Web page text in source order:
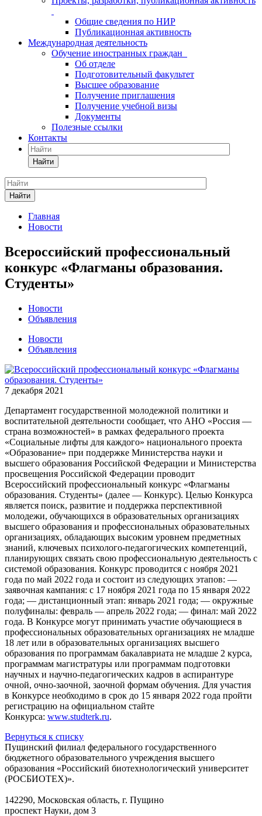
Общие сведения по НИР
Публикационная активность
Международная деятельность
Обучение иностранных граждан
Об отделе
Подготовительный факультет
Высшее образование
Получение приглашения
Получение учебной визы
Документы
Полезные ссылки
Контакты
Найти
Найти
Главная
Новости
Всероссийский профессиональный
конкурс «Флагманы образования.
Студенты»
Новости
Объявления
Новости
Объявления
7 декабря 2021
Департамент государственной молодежной политики и
воспитательной деятельности сообщает, что АНО «Россия —
страна возможностей» в рамках федерального проекта
«Социальные лифты для каждого» национального проекта
«Образование» при поддержке Министерства науки и
высшего образования Российской Федерации и Министерства
просвещения Российской Федерации проводит
Всероссийский профессиональный конкурс «Флагманы
образования. Студенты» (далее — Конкурс). Целью Конкурса
является поиск, развитие и поддержка перспективной
молодежи, обучающихся в образовательных организациях
высшего образования и профессиональных образовательных
организациях, обладающих высоким уровнем предметных
знаний, ключевых психолого-педагогических компетенций,
планирующих связать свою профессиональную деятельность с
системой образования. Конкурс проводится с ноября 2021
года по май 2022 года и состоит из следующих этапов: —
заявочная кампания: с 17 ноября 2021 года по 15 января 2022
года; — дистанционный этап: январь 2021 года; — окружные
полуфиналы: февраль — апрель 2022 года; — финал: май 2022
года. В Конкурсе могут принимать участие обучающиеся в
профессиональных образовательных организациях не младше
18 лет или в образовательных организациях высшего
образования по программам бакалавриата не младше 2 курса,
программам магистратуры или программам подготовки
научных и научно-педагогических кадров в аспирантуре
очной, очно-заочной, заочной формам обучения. Для участия
в Конкурсе необходимо в срок до 15 января 2022 года пройти
регистрацию на официальном стайте
Конкурса: www.studterk.ru.
Вернуться к списку
Пущинский филиал федерального государственного
бюджетного образовательного учреждения высшего
образования «Российский биотехнологический университет
(РОСБИОТЕХ)».
142290, Московская область, г. Пущино
проспект Науки, дом 3